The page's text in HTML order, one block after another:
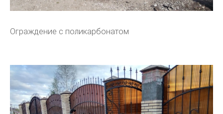
Ограждение с поликарбонатом